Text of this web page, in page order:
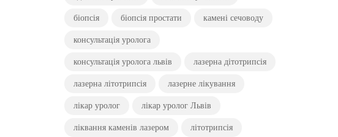
біопсія біопсія простати камені сечоводу
консультація уролога
консультація уролога львів лазерна дітотрипсія
лазерна літотрипсія лазерне лікування
лікар уролог лікар уролог Львів
ліквання каменів лазером літотрипсія